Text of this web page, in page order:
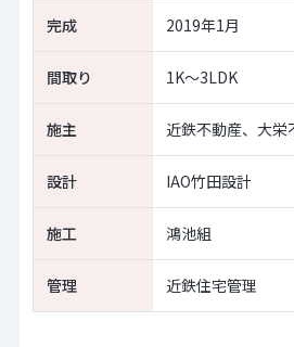
完成 2019年1月
間取り 1K～3LDK
施主 近鉄不動産、大栄
設計 IAO竹田設計
施工 鴻池組
管理 近鉄住宅管理